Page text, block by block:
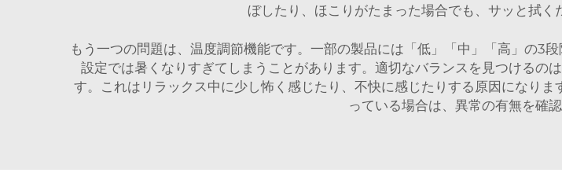
ぼしたり、ほこりがたまった場合でも、サッと拭く
もう一つの問題は、温度調節機能です。一部の製品には「低」「中」「高」の3
設定では暑くなりすぎてしまうことがあります。適切なバランスを見つけるの
す。これはリラックス中に少し怖く感じたり、不快に感じたりする原因になり
っている場合は、異常の有無を確